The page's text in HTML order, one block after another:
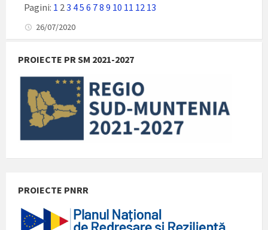
Pagini: 1 2 3 45 6 78 9 10 11 12 13
26/07/2020
PROIECTE PR SM 2021-2027
PROIECTE PNRR